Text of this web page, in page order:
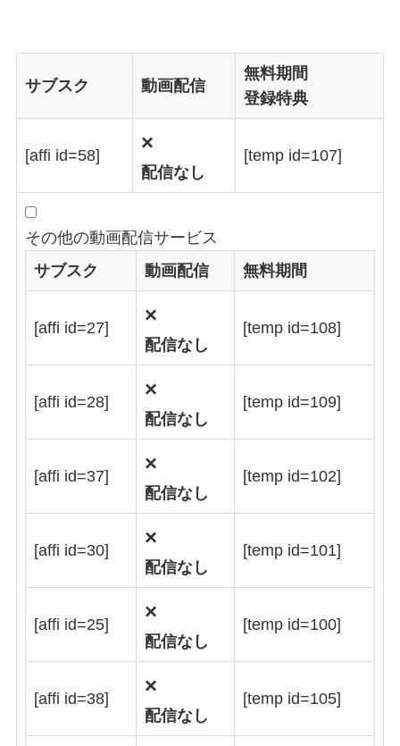
サブスク 動画配信
無料期間
登録特典
[affi id=58]
×
配信なし
[temp id=107]
その他の動画配信サービス
サブスク
動画配信 無料期間
[affi id=27]
×
配信なし
[temp id=108]
[affi id=28]
×
配信なし
[temp id=109]
[affi id=37]
×
配信なし
[temp id=102]
[affi id=30]
×
配信なし
[temp id=101]
[affi id=25]
×
配信なし
[temp id=100]
[affi id=38]
×
配信なし
[temp id=105]